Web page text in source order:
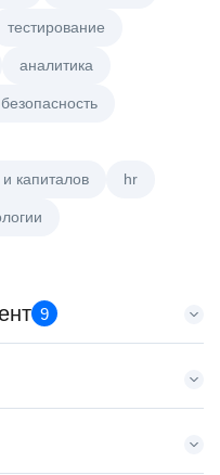
тестирование
аналитика
капиталов hr
9
(B2B)